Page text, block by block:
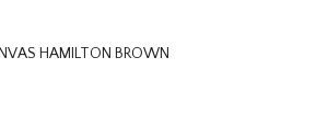
HAMILTON BROWN